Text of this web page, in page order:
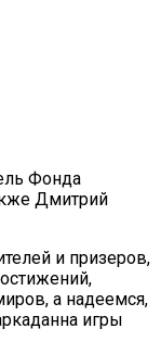
Фонда
Дмитрий
и призеров,
а надеемся,
игры